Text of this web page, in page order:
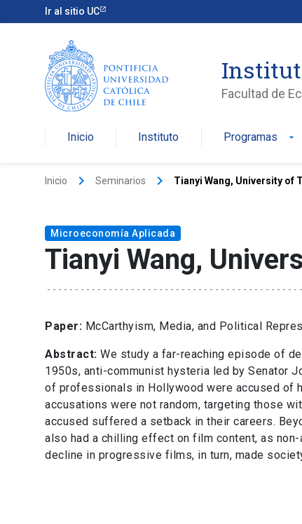
Ir al sitio UC
Facultad de
Inicio Instituto Programas arrow_drop_down
Inicio keyboard_arrow_right Seminarios keyboard_arrow_right Tianyi Wang, University of
Microeconomía Aplicada
Tianyi Wang,
Paper: McCarthyism, Media, and Political
Abstract: We study a far-reaching episode of
1950s, anti-communist hysteria led by Senator
of professionals in Hollywood were accused of
accusations were not random, targeting those
accused suffered a setback in their careers.
also had a chilling effect on film content, as
decline in progressive films, in turn, made